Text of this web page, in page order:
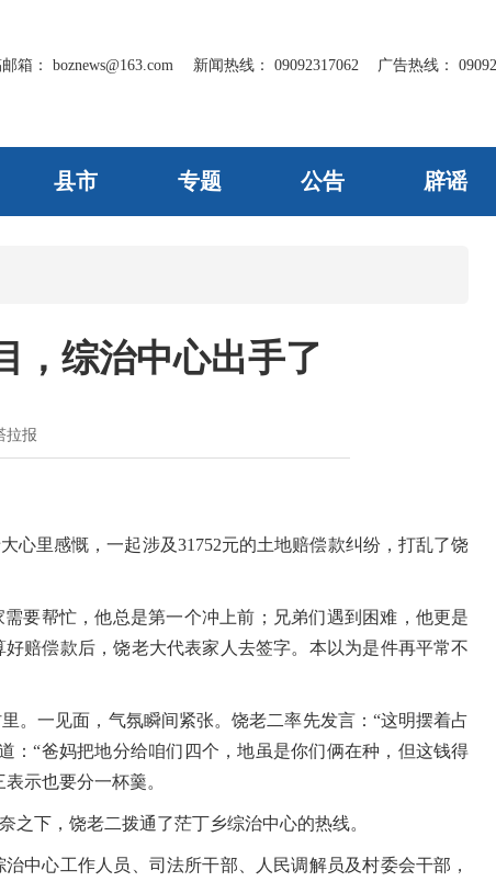
邮箱：boznews@163.com 新闻热线： 09092317062 广告热线：
县市 专题 公告 辟谣
，综治中心出手了
拉报
里感慨，一起涉及31752元的土地赔偿款纠纷，打乱了饶
帮忙，他总是第一个冲上前；兄弟们遇到困难，他更是
赔偿款后，饶老大代表家人去签字。本以为是件再平常不
一见面，气氛瞬间紧张。饶老二率先发言：“这明摆着占
：“爸妈把地分给咱们四个，地虽是你们俩在种，但这钱得
示也要分一杯羹。
下，饶老二拨通了茫丁乡综治中心的热线。
心工作人员、司法所干部、人民调解员及村委会干部，